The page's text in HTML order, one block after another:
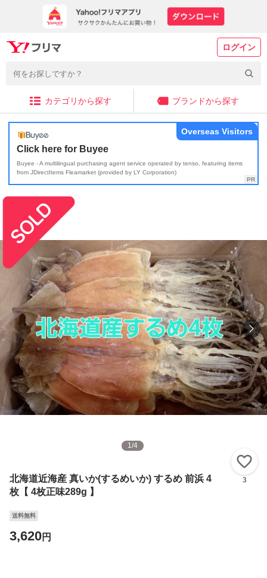
ログイン
カテゴリから探す ブランドから探す
Click here for Buyee
Buyee - A multilingual purchasing agent service operated by tenso, featuring items
from JDirectItems Fleamarket (provided by LY Corporation)
Overseas Visitors
1/4
北海道近海産 真いか(するめいか) するめ 前浜 4
枚【 4枚正味289g 】
3
送料無料
3,620円